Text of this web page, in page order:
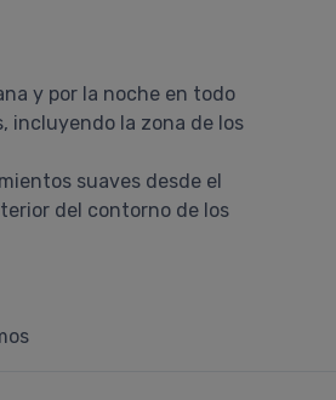
y por la noche en todo
incluyendo la zona de los
suaves desde el
del contorno de los